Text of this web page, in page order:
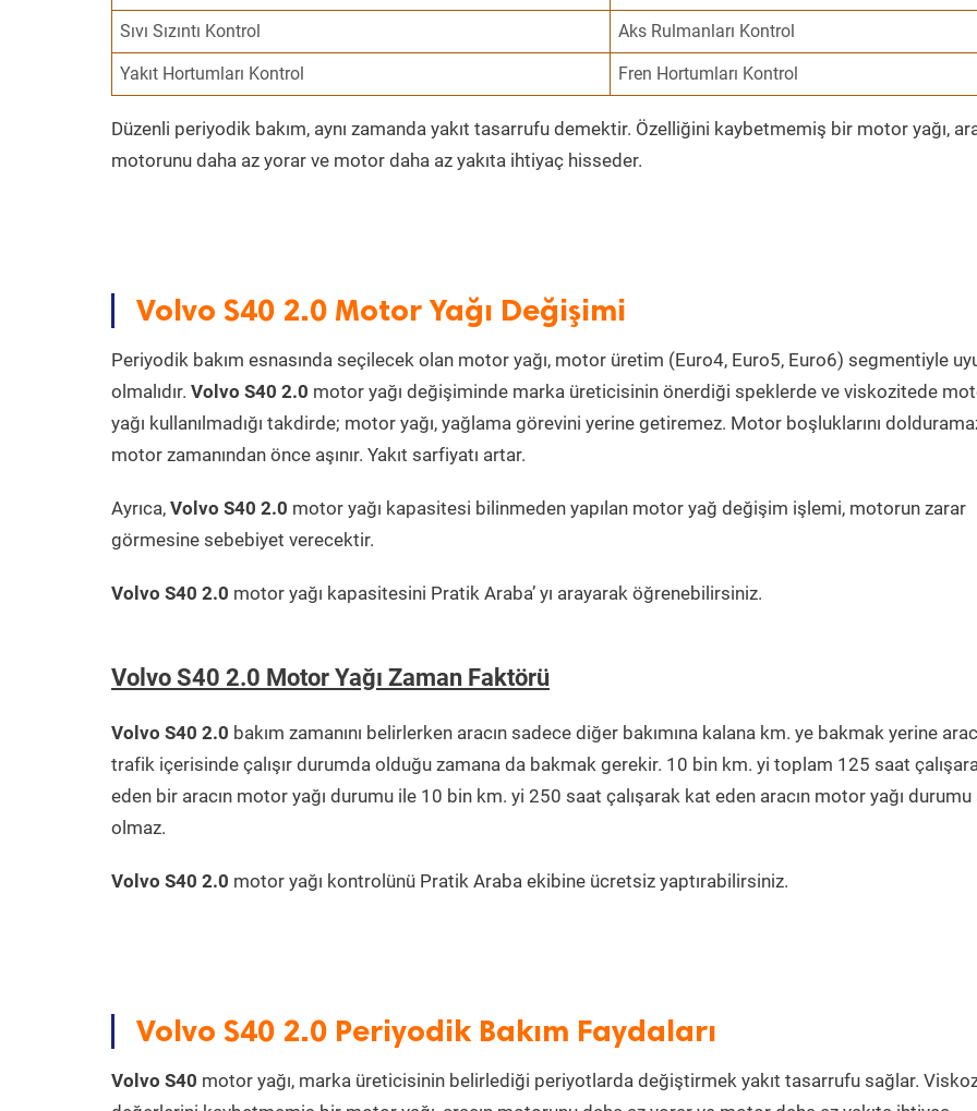
Sıvı Sızıntı Kontrol Aks Rulmanları Kontrol
Yakıt Hortumları Kontrol Fren Hortumları Kontrol
Düzenli periyodik bakım, aynı zamanda yakıt tasarrufu demektir. Özelliğini kaybetmemiş bir motor yağı,
motorunu daha az yorar ve motor daha az yakıta ihtiyaç hisseder.
Volvo S40 2.0 Motor Yağı Değişimi
Periyodik bakım esnasında seçilecek olan motor yağı, motor üretim (Euro4, Euro5, Euro6) segmentiyle
olmalıdır. Volvo S40 2.0 motor yağı değişiminde marka üreticisinin önerdiği speklerde ve viskozitede
yağı kullanılmadığı takdirde; motor yağı, yağlama görevini yerine getiremez. Motor boşluklarını
motor zamanından önce aşınır. Yakıt sarfiyatı artar.
Ayrıca, Volvo S40 2.0 motor yağı kapasitesi bilinmeden yapılan motor yağ değişim işlemi, motorun zarar
görmesine sebebiyet verecektir.
Volvo S40 2.0 motor yağı kapasitesini Pratik Araba’ yı arayarak öğrenebilirsiniz.
Volvo S40 2.0 Motor Yağı Zaman Faktörü
Volvo S40 2.0 bakım zamanını belirlerken aracın sadece diğer bakımına kalana km. ye bakmak yerine
trafik içerisinde çalışır durumda olduğu zamana da bakmak gerekir. 10 bin km. yi toplam 125 saat
eden bir aracın motor yağı durumu ile 10 bin km. yi 250 saat çalışarak kat eden aracın motor yağı durumu
olmaz.
Volvo S40 2.0 motor yağı kontrolünü Pratik Araba ekibine ücretsiz yaptırabilirsiniz.
Volvo S40 2.0 Periyodik Bakım Faydaları
Volvo S40 motor yağı, marka üreticisinin belirlediği periyotlarda değiştirmek yakıt tasarrufu sağlar.